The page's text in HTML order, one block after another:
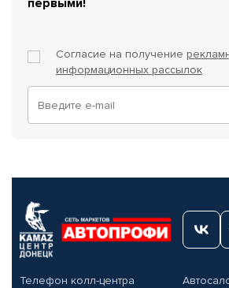
Согласие на получение
информационных рассылок
Телефон колл-центра